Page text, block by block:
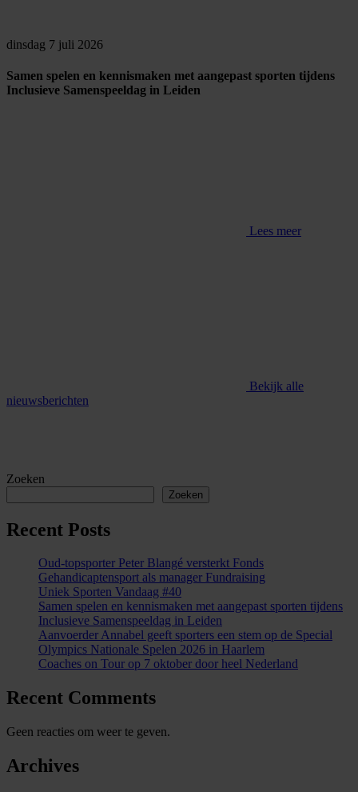
dinsdag 7 juli 2026
Samen spelen en kennismaken met aangepast sporten tijdens
Inclusieve Samenspeeldag in Leiden
Lees meer
Bekijk alle
nieuwsberichten
Zoeken
Zoeken
Recent Posts
Oud-topsporter Peter Blangé versterkt Fonds
Gehandicaptensport als manager Fundraising
Uniek Sporten Vandaag #40
Samen spelen en kennismaken met aangepast sporten tijdens
Inclusieve Samenspeeldag in Leiden
Aanvoerder Annabel geeft sporters een stem op de Special
Olympics Nationale Spelen 2026 in Haarlem
Coaches on Tour op 7 oktober door heel Nederland
Recent Comments
Geen reacties om weer te geven.
Archives